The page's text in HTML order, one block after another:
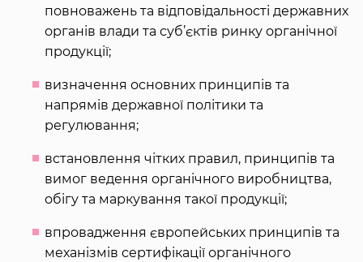
повноважень та відповідальності державних
органів влади та суб’єктів ринку органічної
продукції;
визначення основних принципів та
напрямів державної політики та
регулювання;
встановлення чітких правил, принципів та
вимог ведення органічного виробництва,
обігу та маркування такої продукції;
впровадження європейських принципів та
механізмів сертифікації органічного